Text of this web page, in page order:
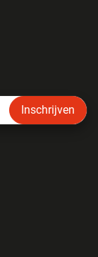
Inschrijven